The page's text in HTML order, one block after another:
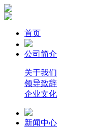
首页
公司简介
关于我们
领导致辞
企业文化
新闻中心